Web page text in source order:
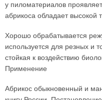
у пиломатериалов
абрикоса обладает высокой
Хорошо обрабатывается
используется для резных и
стойкая к воздействию
Применение
Абрикос обыкновенный и